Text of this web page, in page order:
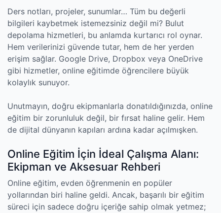
Ders notları, projeler, sunumlar… Tüm bu değerli
bilgileri kaybetmek istemezsiniz değil mi? Bulut
depolama hizmetleri, bu anlamda kurtarıcı rol oynar.
Hem verilerinizi güvende tutar, hem de her yerden
erişim sağlar. Google Drive, Dropbox veya OneDrive
gibi hizmetler, online eğitimde öğrencilere büyük
kolaylık sunuyor.
Unutmayın, doğru ekipmanlarla donatıldığınızda, online
eğitim bir zorunluluk değil, bir fırsat haline gelir. Hem
de dijital dünyanın kapıları ardına kadar açılmışken.
Online Eğitim İçin İdeal Çalışma Alanı:
Ekipman ve Aksesuar Rehberi
Online eğitim, evden öğrenmenin en popüler
yollarından biri haline geldi. Ancak, başarılı bir eğitim
süreci için sadece doğru içeriğe sahip olmak yetmez;